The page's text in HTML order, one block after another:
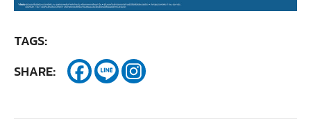
TAGS:
SHARE: